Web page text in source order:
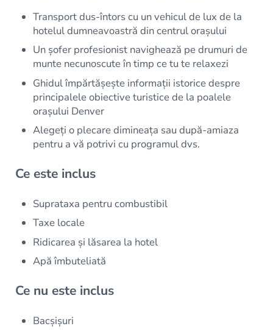
Transport dus-întors cu un vehicul de lux de la
hotelul dumneavoastră din centrul orașului
Un șofer profesionist navighează pe drumuri de
munte necunoscute în timp ce tu te relaxezi
Ghidul împărtășește informații istorice despre
principalele obiective turistice de la poalele
orașului Denver
Alegeți o plecare dimineața sau după-amiaza
pentru a vă potrivi cu programul dvs.
Ce este inclus
Suprataxa pentru combustibil
Taxe locale
Ridicarea și lăsarea la hotel
Apă îmbuteliată
Ce nu este inclus
Bacșișuri